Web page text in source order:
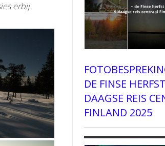
erbij.
DE FINSE
DAAGSE REIS
FINLAND 2025